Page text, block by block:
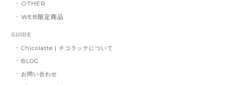
OTHER
WEB限定商品
GUIDE
Chicolatte | チコラッテについて
BLOG
お問い合わせ